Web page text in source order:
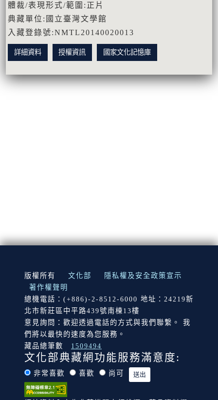
體裁/表現形式/範圍:正片
典藏單位:國立臺灣文學館
入藏登錄號:NMTL20140020013
詳細資料 授權資訊 國家文化記憶庫
:::
版權所有 文化部
隱私權及安全政策宣示
著作權聲明
總機電話：(+886)-2-8512-6000 地址：24219新
北市新莊區中平路439號南棟13樓
意見詢問：歡迎透過電話的方式與我們聯繫。 我
們將以最快的速度為您服務。
藏品總筆數
1509494
文化部典藏網功能服務滿意度:
非常喜歡 喜歡 尚可